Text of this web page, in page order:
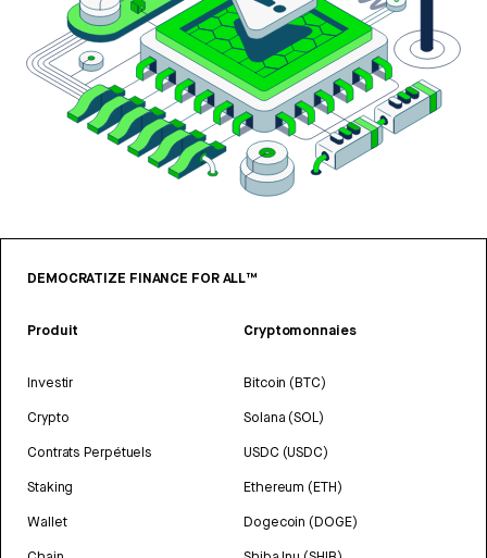
DEMOCRATIZE FINANCE FOR ALL™
Produit
Investir
Crypto
Contrats Perpétuels
Staking
Wallet
Cryptomonnaies
Bitcoin (BTC)
Solana (SOL)
USDC (USDC)
Ethereum (ETH)
Dogecoin (DOGE)